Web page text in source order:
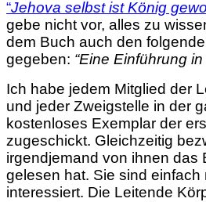
“Jehova selbst ist König
gebe nicht vor, alles zu
dem Buch auch den
gegeben: “Eine Einführung
Ich habe jedem Mitglied der
und jeder Zweigstelle in der
kostenloses Exemplar der
zugeschickt. Gleichzeitig
irgendjemand von ihnen das
gelesen hat. Sie sind einfach
interessiert. Die Leitende